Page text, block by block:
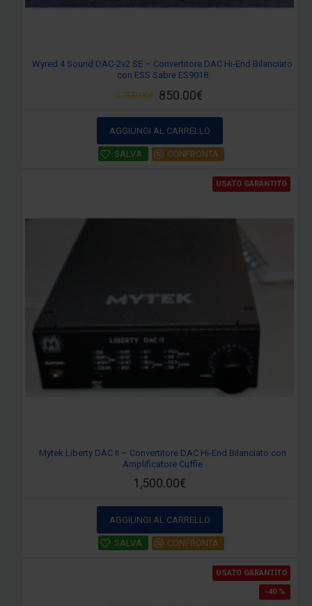
Wyred 4 Sound DAC-2v2 SE – Convertitore DAC Hi-End Bilanciato
con ESS Sabre ES9018
850.00€
1,700.00€
AGGIUNGI AL CARRELLO
SALVA CONFRONTA
USATO GARANTITO
Mytek Liberty DAC II – Convertitore DAC Hi-End Bilanciato con
Amplificatore Cuffie
1,500.00€
AGGIUNGI AL CARRELLO
SALVA CONFRONTA
USATO GARANTITO
-40 %